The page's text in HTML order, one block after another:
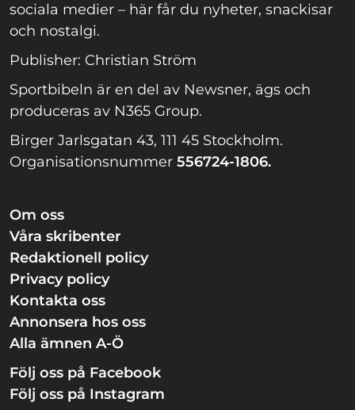
sociala medier – här får du nyheter, snackisar
och nostalgi.
Publisher: Christian Ström
Sportbibeln är en del av Newsner, ägs och
produceras av N365 Group.
Birger Jarlsgatan 43, 111 45 Stockholm.
Organisationsnummer 556724-1806.
Om oss
Våra skribenter
Redaktionell policy
Privacy policy
Kontakta oss
Annonsera hos oss
Alla ämnen A-Ö
Följ oss på Facebook
Följ oss på Instagram